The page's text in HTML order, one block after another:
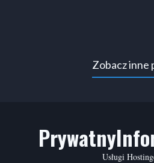
Zobacz inne
Usługi